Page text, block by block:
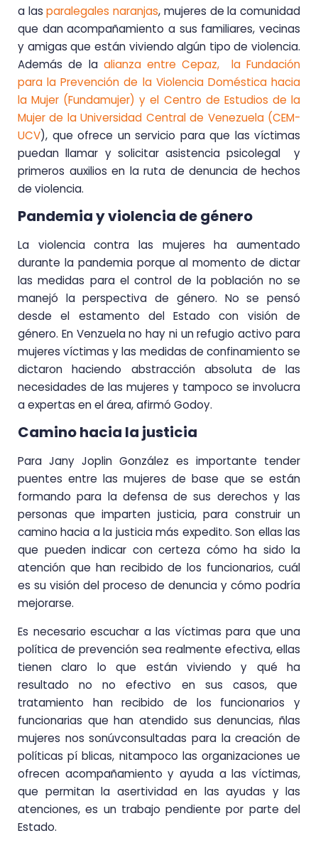
a lasparalegales naranjas, mujeres de la comunidad
que dan acompañamiento a sus familiares, vecinas
y amigas que están viviendo algún tipo de violencia.
Además de la alianza entre Cepaz, la Fundación
para la Prevención de la Violencia Doméstica hacia
la Mujer (Fundamujer) y el Centro de Estudios de la
Mujer de la Universidad Central de Venezuela (CEM-
UCV), que ofrece un servicio para que las víctimas
puedan llamar y solicitar asistencia psicolegal y
primeros auxilios en la ruta de denuncia de hechos
de violencia.
Pandemia y violencia de género
La violencia contra las mujeres ha aumentado
durante la pandemia porque al momento de dictar
las medidas para el control de la población no se
manejó la perspectiva de género. No se pensó
desde el estamento del Estado con visión de
género. En Venzuela no hay ni un refugio activo para
mujeres víctimas y las medidas de confinamiento se
dictaron haciendo abstracción absoluta de las
necesidades de las mujeres y tampoco se involucra
a expertas en el área, afirmó Godoy.
Camino hacia la justicia
Para Jany Joplin González es importante tender
puentes entre las mujeres de base que se están
formando para la defensa de sus derechos y las
personas que imparten justicia, para construir un
camino hacia a la justicia más expedito. Son ellas las
que pueden indicar con certeza cómo ha sido la
atención que han recibido de los funcionarios, cuál
es su visión del proceso de denuncia y cómo podría
mejorarse.
Es necesario escuchar a las víctimas para que una
política de prevención sea realmente efectiva, ellas
tienen claro lo que están viviendo y qué ha
resultado no no efectivo en sus casos, que
tratamiento han recibido de los funcionarios y
funcionarias que han atendido sus denuncias, ñlas
mujeres nos sonúvconsultadas para la creación de
políticas pí blicas, nitampoco las organizaciones ue
ofrecen acompañamiento y ayuda a las víctimas,
que permitan la asertividad en las ayudas y las
atenciones, es un trabajo pendiente por parte del
Estado.